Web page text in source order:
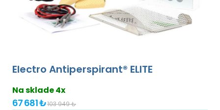
Electro Antiperspirant® ELITE
Na sklade 4x
67 681 ₺103 949 ₺